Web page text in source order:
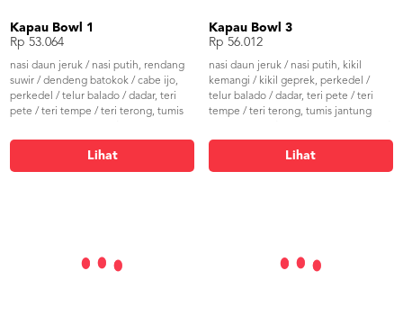
Kapau Bowl 1
Rp 53.064
nasi daun jeruk / nasi putih, rendang
suwir / dendeng batokok / cabe ijo,
perkedel / telur balado / dadar, teri
pete / teri tempe / teri terong, tumis
merah / sambal ijo
Lihat
Kapau Bowl 3
Rp 56.012
nasi daun jeruk / nasi putih, kikil
kemangi / kikil geprek, perkedel /
telur balado / dadar, teri pete / teri
tempe / teri terong, tumis jantung
sambal ijo
Lihat